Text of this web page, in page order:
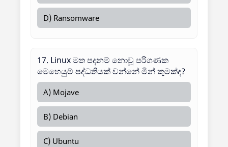
D) Ransomware
17. Linux මත පදනම් නොවූ පරිගණක
මෙහෙයුම් පද්ධතියක් වන්නේ මින් කුමක්ද?
A) Mojave
B) Debian
C) Ubuntu